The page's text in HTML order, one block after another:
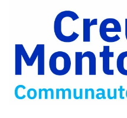
Facebook
Partager
Twitter
Partager
par
e-
mail